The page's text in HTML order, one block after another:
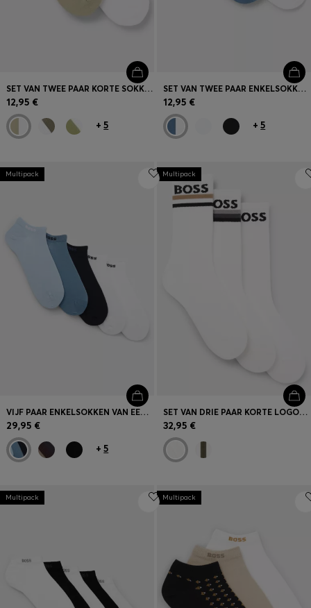
SET VAN TWEE PAAR KORTE SOKKEN MET BOORDEN VOORZIEN VAN DE SIGNATURE-STRIPE
12,95 €
+5
SET VAN TWEE PAAR ENKELSOKKEN MET BOORDEN MET DE SIGNATURE-STRIPE
12,95 €
+5
Multipack
VIJF PAAR ENKELSOKKEN VAN EEN KATOENMIX MET LOGO’S
29,95 €
+5
Multipack
SET VAN DRIE PAAR KORTE LOGOSOKKEN VAN EEN BAMBOEMIX
32,95 €
Multipack Multipack